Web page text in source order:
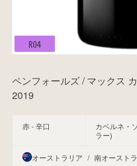
R04
ペンフォールズ / マックス
2019
赤 - 辛口
カベルネ・
ラー)
オーストラリア / 南オースト